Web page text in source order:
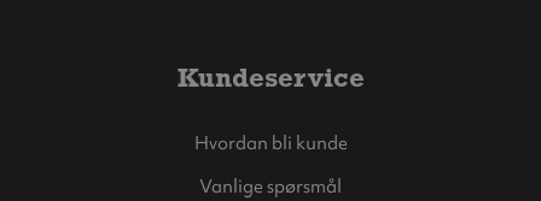
Kundeservice
Hvordan bli kunde
Vanlige spørsmål